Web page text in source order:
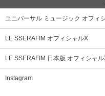
ユニバーサル ミュージック オフィ
LE SSERAFIM オフィシャルX
LE SSERAFIM 日本版 オフィシャ
Instagram